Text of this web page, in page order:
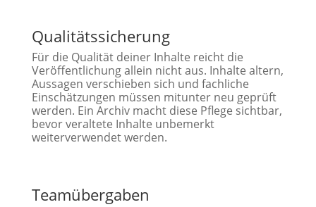
Qualitätssicherung
Für die Qualität deiner Inhalte reicht die
Veröffentlichung allein nicht aus. Inhalte altern,
Aussagen verschieben sich und fachliche
Einschätzungen müssen mitunter neu geprüft
werden. Ein Archiv macht diese Pflege sichtbar,
bevor veraltete Inhalte unbemerkt
weiterverwendet werden.
Teamübergaben